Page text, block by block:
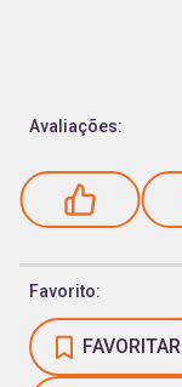
Avaliações:
Favorito:
FAVORITAR